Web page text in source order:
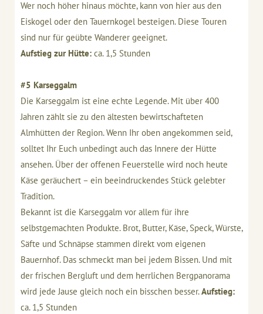
Wer noch höher hinaus möchte, kann von hier aus den
Eiskogel oder den Tauernkogel besteigen. Diese Touren
sind nur für geübte Wanderer geeignet.
Aufstieg zur Hütte: ca. 1,5 Stunden
#5 Karseggalm
Die Karseggalm ist eine echte Legende. Mit über 400
Jahren zählt sie zu den ältesten bewirtschafteten
Almhütten der Region. Wenn Ihr oben angekommen seid,
solltet Ihr Euch unbedingt auch das Innere der Hütte
ansehen. Über der offenen Feuerstelle wird noch heute
Käse geräuchert – ein beeindruckendes Stück gelebter
Tradition.
Bekannt ist die Karseggalm vor allem für ihre
selbstgemachten Produkte. Brot, Butter, Käse, Speck, Würste,
Säfte und Schnäpse stammen direkt vom eigenen
Bauernhof. Das schmeckt man bei jedem Bissen. Und mit
der frischen Bergluft und dem herrlichen Bergpanorama
wird jede Jause gleich noch ein bisschen besser.Aufstieg:
ca. 1,5 Stunden